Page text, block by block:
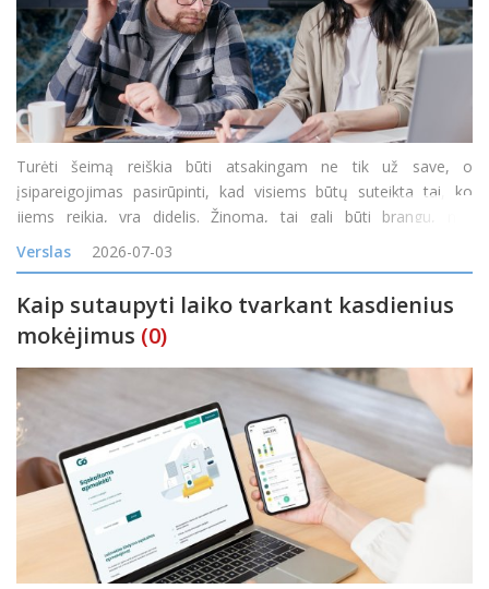
Turėti šeimą reiškia būti atsakingam ne tik už save, o
įsipareigojimas pasirūpinti, kad visiems būtų suteikta tai, ko
jiems reikia, yra didelis. Žinoma, tai gali būti brangu, nes
kiekvieną mėnesį reikia būtiniausių prekių, daiktų ir paslaugų,
padedančių kiekvienam šeimos nariui.
Verslas 2026-07-03
Kaip sutaupyti laiko tvarkant kasdienius
mokėjimus (0)